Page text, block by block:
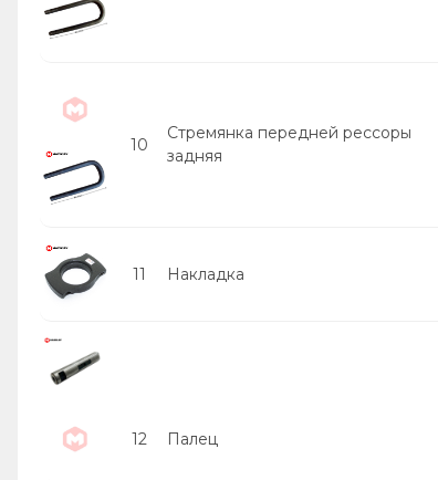
10
Стремянка передней рессоры
задняя
11 Накладка
12 Палец